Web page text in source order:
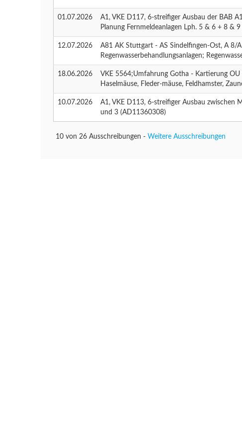
01.07.2026
A1, VKE D117, 6-streifiger Ausbau der BAB
Planung Fernmeldeanlagen Lph. 5 & 6 + 8 &
12.07.2026
A81 AK Stuttgart - AS Sindelfingen-Ost, A 8/
Regenwasserbehandlungsanlagen;
18.06.2026
VKE 5564;Umfahrung Gotha - Kartierung
Haselmäuse, Fleder-mäuse, Feldhamster,
10.07.2026
A1, VKE D113, 6-streifiger Ausbau zwischen
und 3 (AD11360308)
10 von 26 Ausschreibungen - Weitere Ausschreibungen